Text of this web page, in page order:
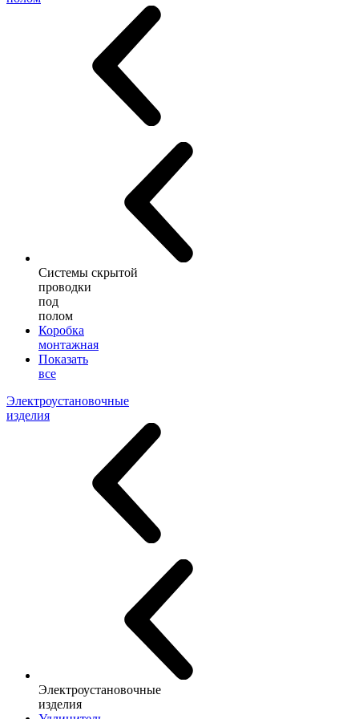
Системы скрытой
проводки
под
полом
Коробка
монтажная
Показать
все
Электроустановочные
изделия
Электроустановочные
изделия